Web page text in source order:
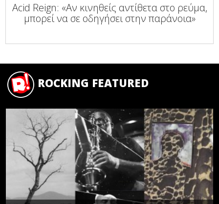
Acid Reign: «Αν κινηθείς αντίθετα στο ρεύμα,
μπορεί να σε οδηγήσει στην παράνοια»
ROCKING FEATURED